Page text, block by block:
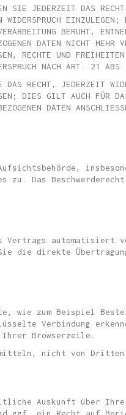
SIE JEDERZEIT DAS
WIDERSPRUCH
BERUHT,
DATEN NICHT
RECHTE UND
NACH ART. 21
DAS RECHT, JEDERZEIT
DIES GILT AUCH FÜR
DATEN
Das Beschwerderecht
Vertrags automatisiert
die direkte
wie zum Beispiel
Verbindung
Browserzeile.
nicht von Dritten
Auskunft über